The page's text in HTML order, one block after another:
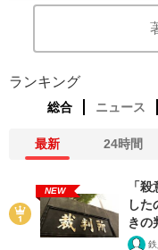
ランキング
総合 ニュース
最新 24時間
NEW
「
し
きの